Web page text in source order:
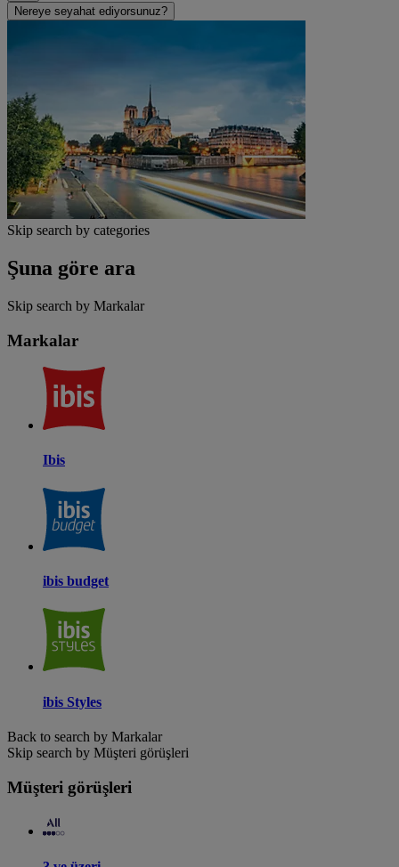
Nereye seyahat ediyorsunuz?
Skip search by categories
Şuna göre ara
Skip search by Markalar
Markalar
Ibis
ibis budget
ibis Styles
Back to search by Markalar
Skip search by Müşteri görüşleri
Müşteri görüşleri